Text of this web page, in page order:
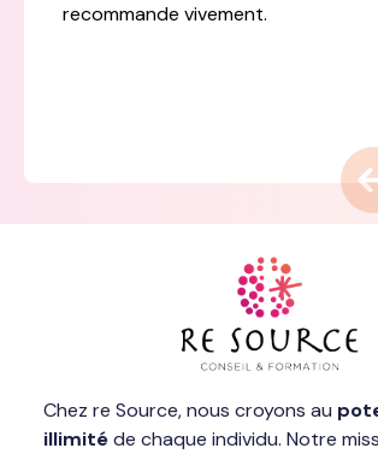
recommande vivement.
Chez re Source, nous croyons au
illimitéde chaque individu. Notre